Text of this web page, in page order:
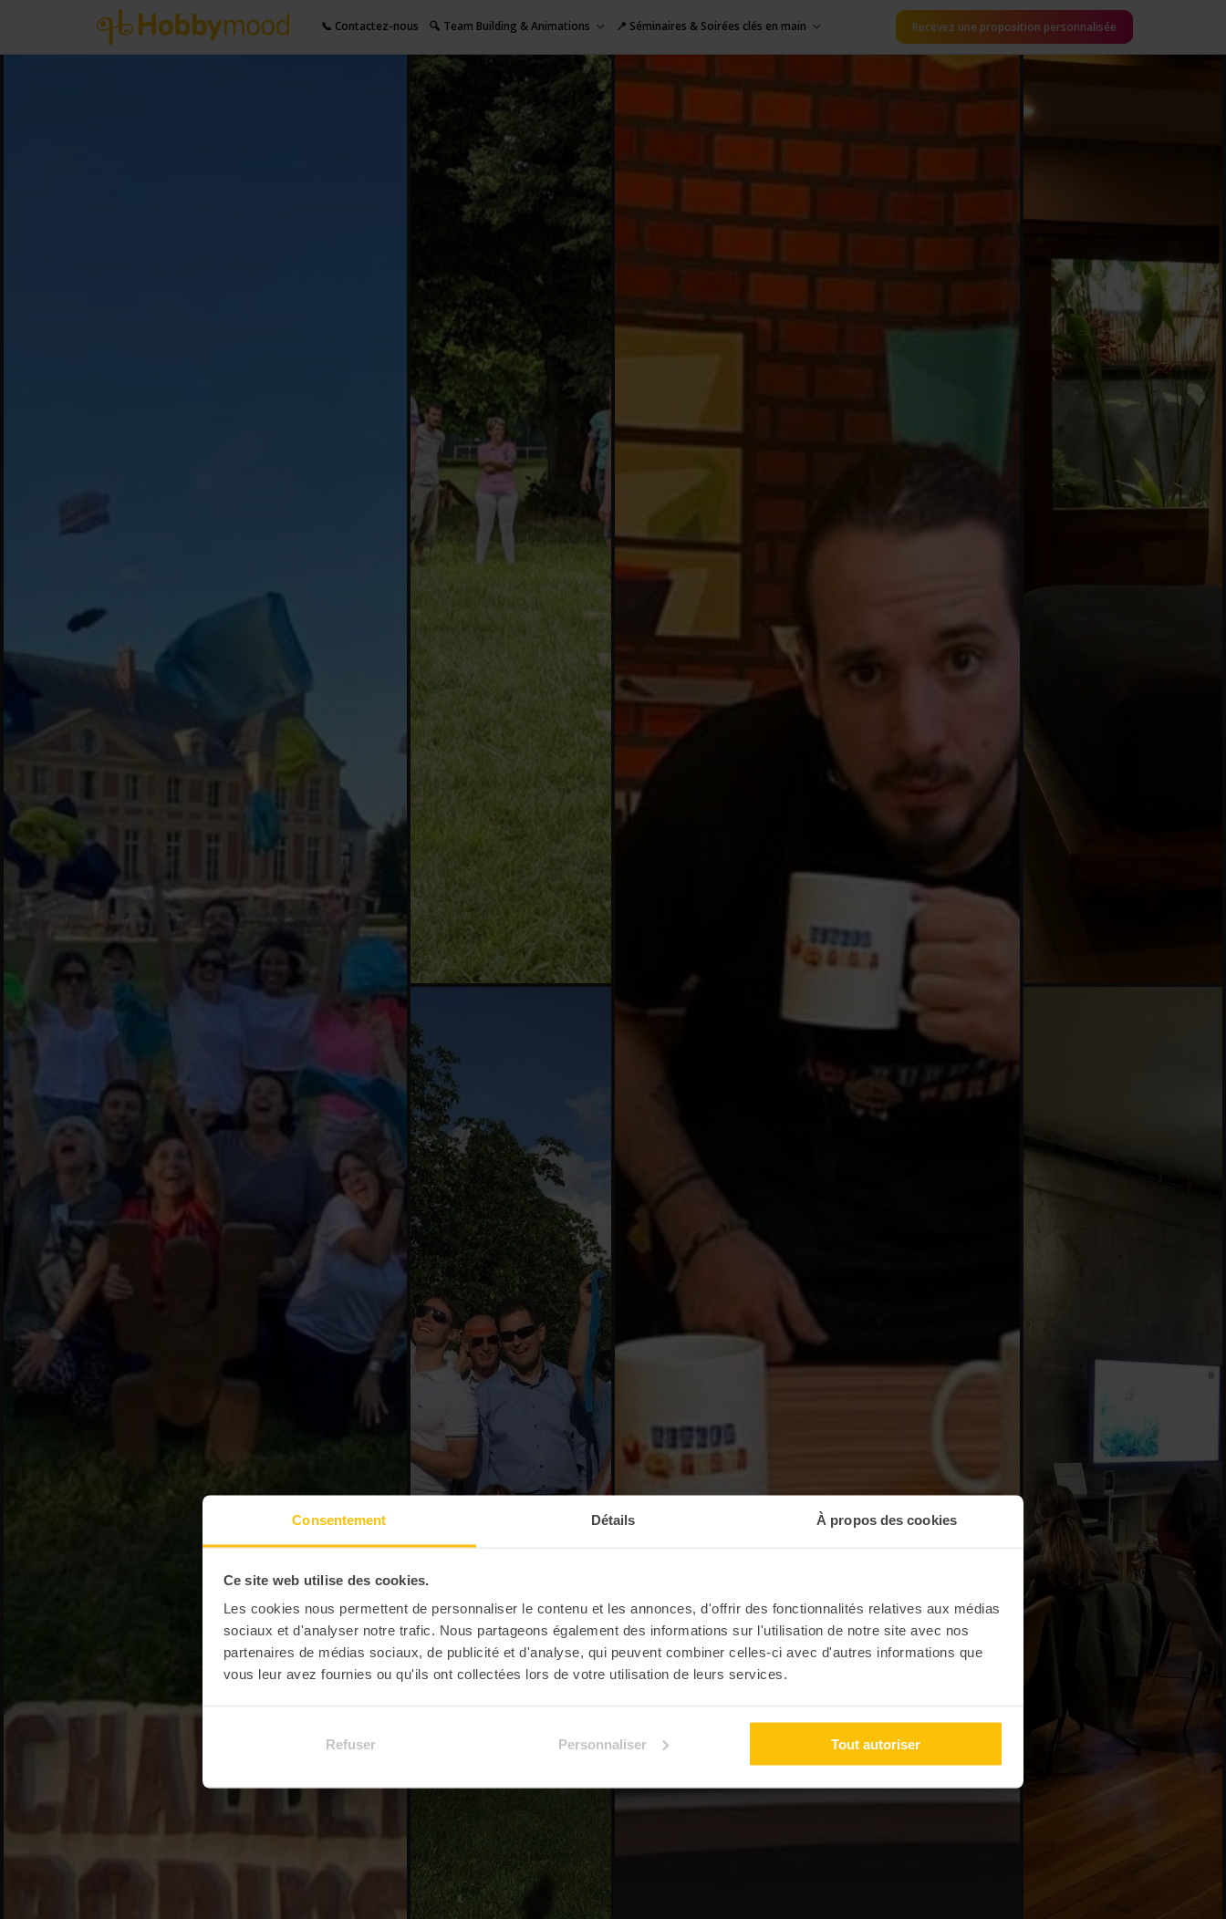
Consentement Détails À propos des cookies
Ce site web utilise des cookies.
Les cookies nous permettent de personnaliser le contenu et les annonces, d'offrir des fonctionnalités relatives aux médias
sociaux et d'analyser notre trafic. Nous partageons également des informations sur l'utilisation de notre site avec nos
partenaires de médias sociaux, de publicité et d'analyse, qui peuvent combiner celles-ci avec d'autres informations que
vous leur avez fournies ou qu'ils ont collectées lors de votre utilisation de leurs services.
Refuser Personnaliser Tout autoriser
📞 Contactez-nous 🔍 Team Building & Animations 📍 Séminaires & Soirées clés en main Recevez une proposition personnalisée